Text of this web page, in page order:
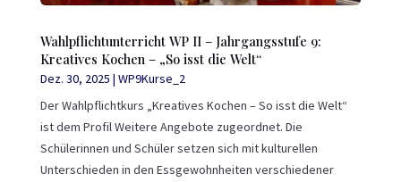
Wahlpflichtunterricht WP II – Jahrgangsstufe 9:
Kreatives Kochen – „So isst die Welt“
Dez. 30, 2025 | WP9Kurse_2
Der Wahlpflichtkurs „Kreatives Kochen – So isst die Welt“
ist dem Profil Weitere Angebote zugeordnet. Die
Schülerinnen und Schüler setzen sich mit kulturellen
Unterschieden in den Essgewohnheiten verschiedener